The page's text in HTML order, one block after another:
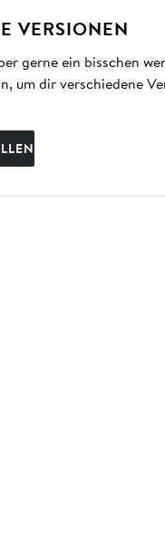
VERSIONEN
gerne ein bisschen
um dir verschiedene